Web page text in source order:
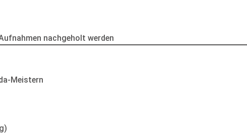
nachgeholt werden
Meistern